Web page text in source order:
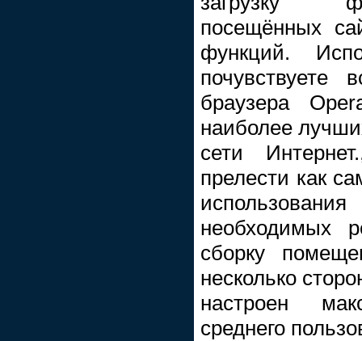
посещённых
функций.
почувствуете
браузера
наиболее
сети
прелести как
необходимых
сборку
несколько
настроен
среднего